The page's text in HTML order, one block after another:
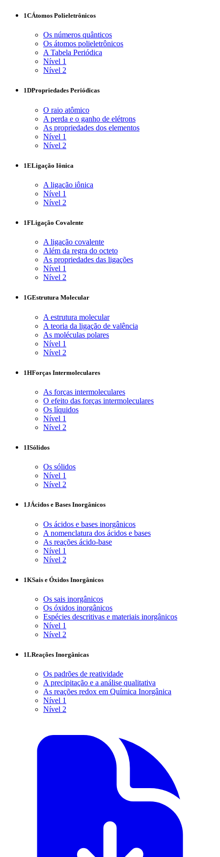
1CÁtomos Polieletrônicos
Os números quânticos
Os átomos polieletrônicos
A Tabela Periódica
Nível 1
Nível 2
1DPropriedades Periódicas
O raio atômico
A perda e o ganho de elétrons
As propriedades dos elementos
Nível 1
Nível 2
1ELigação Iônica
A ligação iônica
Nível 1
Nível 2
1FLigação Covalente
A ligação covalente
Além da regra do octeto
As propriedades das ligações
Nível 1
Nível 2
1GEstrutura Molecular
A estrutura molecular
A teoria da ligação de valência
As moléculas polares
Nível 1
Nível 2
1HForças Intermoleculares
As forças intermoleculares
O efeito das forças intermoleculares
Os líquidos
Nível 1
Nível 2
1ISólidos
Os sólidos
Nível 1
Nível 2
1JÁcidos e Bases Inorgânicos
Os ácidos e bases inorgânicos
A nomenclatura dos ácidos e bases
As reações ácido-base
Nível 1
Nível 2
1KSais e Óxidos Inorgânicos
Os sais inorgânicos
Os óxidos inorgânicos
Espécies descritivas e materiais inorgânicos
Nível 1
Nível 2
1LReações Inorgânicas
Os padrões de reatividade
A precipitação e a análise qualitativa
As reações redox em Química Inorgânica
Nível 1
Nível 2